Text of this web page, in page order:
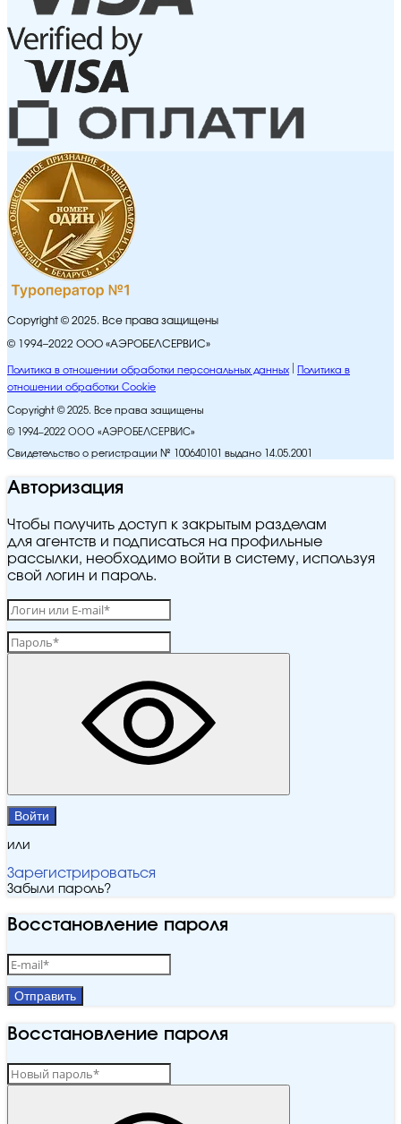
Copyright © 2025. Все права защищены
© 1994–2022 ООО «АЭРОБЕЛСЕРВИС»
Политика в отношении обработки персональных данных
Политика в
отношении обработки Cookie
Copyright © 2025. Все права защищены
© 1994–2022 ООО «АЭРОБЕЛСЕРВИС»
Свидетельство о регистрации № 100640101 выдано 14.05.2001
Авторизация
Чтобы получить доступ к закрытым разделам
для агентств и подписаться на профильные
рассылки, необходимо войти в систему, используя
свой логин и пароль.
Войти
или
Зарегистрироваться
Забыли пароль?
Восстановление пароля
Отправить
Восстановление пароля